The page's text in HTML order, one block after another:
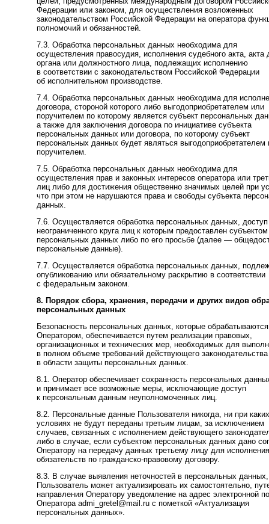
Федерации или законом, для осуществления возложенных
законодательством Российской Федерации на оператора
полномочий и обязанностей.
7.3. Обработка персональных данных необходима для
осуществления правосудия, исполнения судебного акта, акта
органа или должностного лица, подлежащих исполнению
в соответствии с законодательством Российской Федерации
об исполнительном производстве.
7.4. Обработка персональных данных необходима для
договора, стороной которого либо выгодоприобретателем или
поручителем по которому является субъект персональных
а также для заключения договора по инициативе субъекта
персональных данных или договора, по которому субъект
персональных данных будет являться выгодоприобретателем
поручителем.
7.5. Обработка персональных данных необходима для
осуществления прав и законных интересов оператора или
лиц либо для достижения общественно значимых целей при
что при этом не нарушаются права и свободы субъекта
данных.
7.6. Осуществляется обработка персональных данных, доступ
неограниченного круга лиц к которым предоставлен субъектом
персональных данных либо по его просьбе (далее —
персональные данные).
7.7. Осуществляется обработка персональных данных,
опубликованию или обязательному раскрытию в соответствии
с федеральным законом.
8. Порядок сбора, хранения, передачи и других видов
персональных данных
Безопасность персональных данных, которые обрабатываются
Оператором, обеспечивается путем реализации правовых,
организационных и технических мер, необходимых для
в полном объеме требований действующего законодательства
в области защиты персональных данных.
8.1. Оператор обеспечивает сохранность персональных
и принимает все возможные меры, исключающие доступ
к персональным данным неуполномоченных лиц.
8.2. Персональные данные Пользователя никогда, ни при
условиях не будут переданы третьим лицам, за исключением
случаев, связанных с исполнением действующего
либо в случае, если субъектом персональных данных дано
Оператору на передачу данных третьему лицу для
обязательств по гражданско-правовому договору.
8.3. В случае выявления неточностей в персональных данных,
Пользователь может актуализировать их самостоятельно,
направления Оператору уведомление на адрес электронной
Оператора admi_gretel@mail.ru с пометкой «Актуализация
персональных данных».